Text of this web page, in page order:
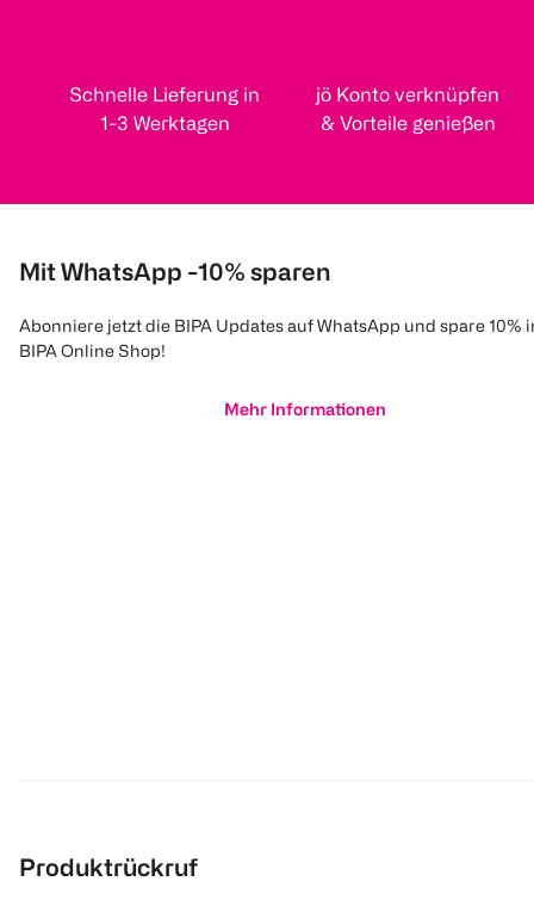
Schnelle Lieferung in
1-3 Werktagen
jö Konto verknüpfen
& Vorteile genießen
Mit WhatsApp -10% sparen
Abonniere jetzt die BIPA Updates auf WhatsApp und spare 10%
BIPA Online Shop!
Mehr Informationen
Produktrückruf